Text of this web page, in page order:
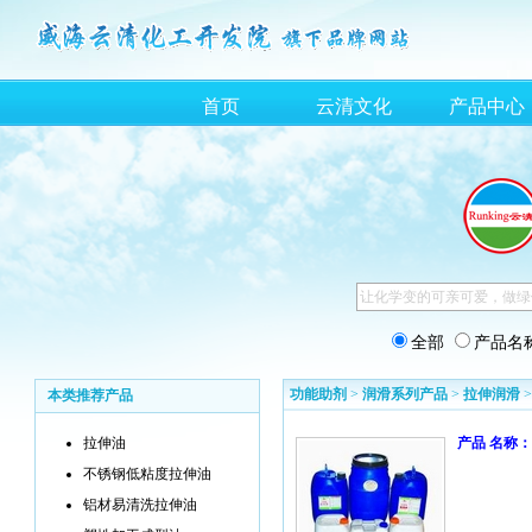
首页 云清文化 产品中心
全部 产品名
本类推荐产品
拉伸油
不锈钢低粘度拉伸油
铝材易清洗拉伸油
功能助剂 > 润滑系列产品 > 拉伸润滑
产品 名称：